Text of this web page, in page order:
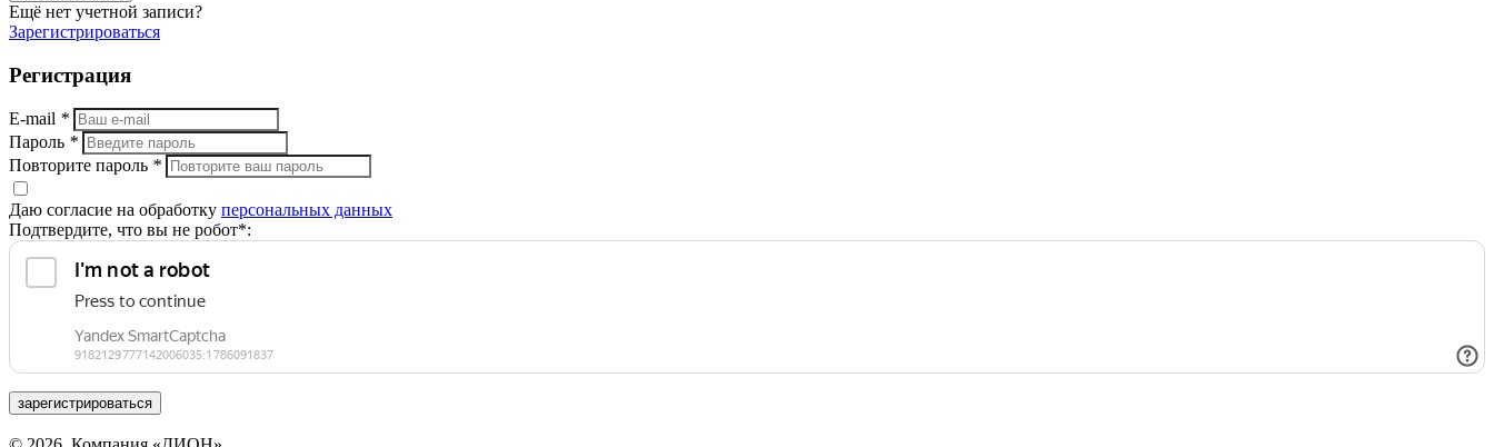
Ещё нет учетной записи?
Зарегистрироваться
Регистрация
E-mail *
Пароль *
Повторите пароль *
Даю согласие на обработку персональных данных
Подтвердите, что вы не робот*:
зарегистрироваться